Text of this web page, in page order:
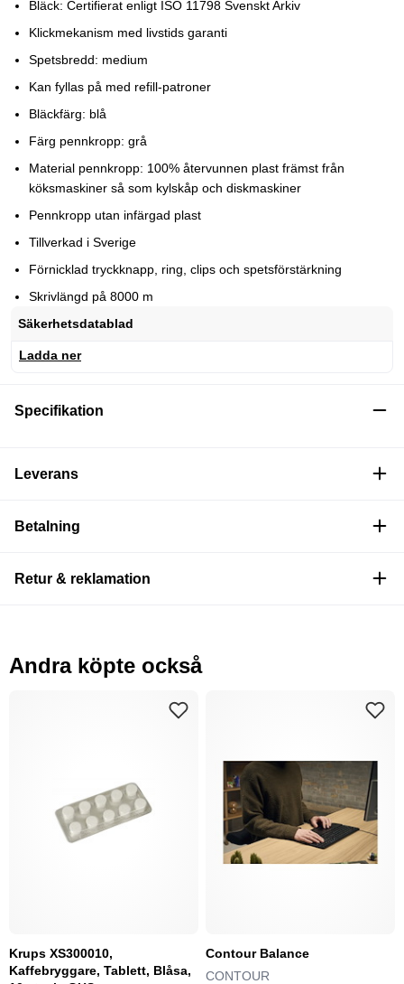
Bläck: Certifierat enligt ISO 11798 Svenskt Arkiv
Klickmekanism med livstids garanti
Spetsbredd: medium
Kan fyllas på med refill-patroner
Bläckfärg: blå
Färg pennkropp: grå
Material pennkropp: 100% återvunnen plast främst från
köksmaskiner så som kylskåp och diskmaskiner
Pennkropp utan infärgad plast
Tillverkad i Sverige
Förnicklad tryckknapp, ring, clips och spetsförstärkning
Skrivlängd på 8000 m
Säkerhetsdatablad
Ladda ner
Specifikation
Leverans
Betalning
Retur & reklamation
Andra köpte också
Krups XS300010,
Kaffebryggare, Tablett, Blåsa,
Contour Balance
CONTOUR